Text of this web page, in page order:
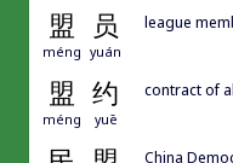
盟 员
méng yuán
league
盟 约
méng yuē
contract of
China